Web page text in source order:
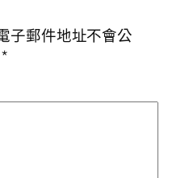
子郵件地址不會公
*